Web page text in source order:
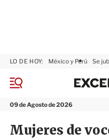
M
n
09 de Agosto de 2026
LO DE HOY: México y Perú Se
Mujeres de